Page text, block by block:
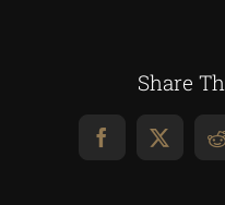
Share
Facebook
X